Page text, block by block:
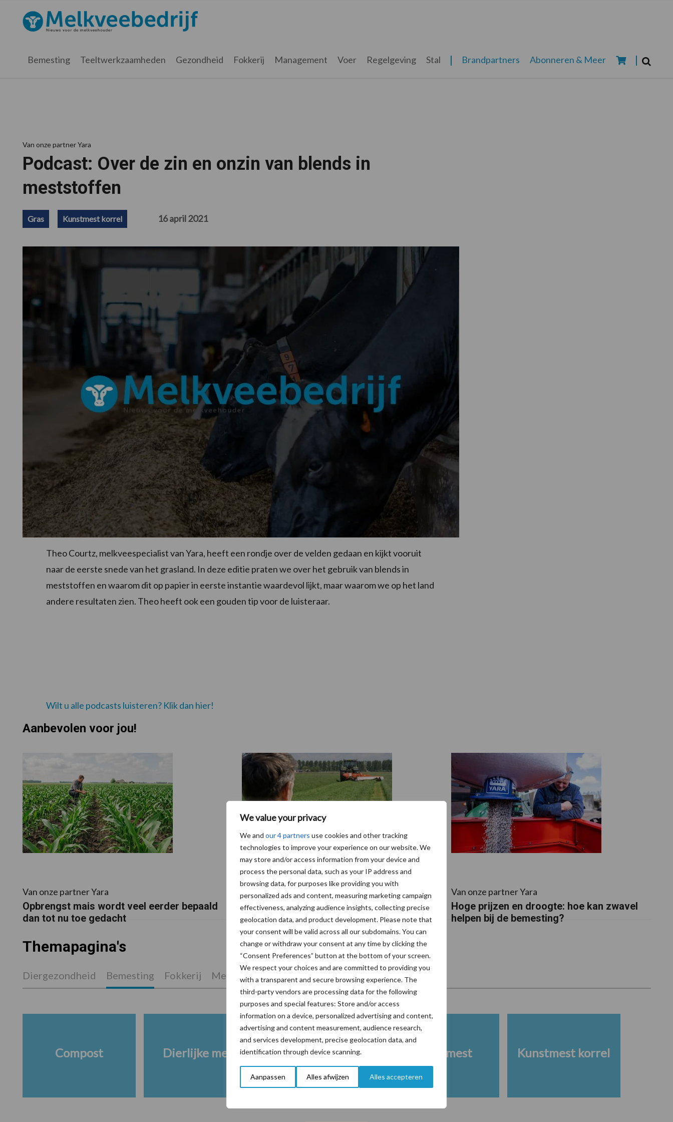
We value your privacy
We and our 4 partners use cookies and other tracking
technologies to improve your experience on our website. We
may store and/or access information from your device and
process the personal data, such as your IP address and
browsing data, for purposes like providing you with
personalized ads and content, measuring marketing campaign
effectiveness, analyzing audience insights, collecting precise
geolocation data, and product development. Please note that
your consent will be valid across all our subdomains. You can
change or withdraw your consent at any time by clicking the
“Consent Preferences” button at the bottom of your screen.
We respect your choices and are committed to providing you
with a transparent and secure browsing experience. The
third-party vendors are processing data for the following
purposes and special features: Store and/or access
information on a device, personalized advertising and content,
advertising and content measurement, audience research,
and services development, precise geolocation data, and
identification through device scanning.
Aanpassen Alles afwijzen Alles accepteren
hoofdnavigatie
hoofd
eerste
voettekst
Melkveebedrijf.nl
Bemesting Teeltwerkzaamheden Gezondheid Fokkerij Management Voer Regelgeving Stal Brandpartners Abonneren & Meer
Van onze partner Yara
Podcast: Over de zin en onzin van blends in
meststoffen
Gras Kunstmest korrel 16 april 2021
Theo Courtz, melkveespecialist van Yara, heeft een rondje over de velden gedaan en kijkt vooruit
naar de eerste snede van het grasland. In deze editie praten we over het gebruik van blends in
meststoffen en waarom dit op papier in eerste instantie waardevol lijkt, maar waarom we op het land
andere resultaten zien. Theo heeft ook een gouden tip voor de luisteraar.
Wilt u alle podcasts luisteren? Klik dan hier!
Aanbevolen voor jou!
Van onze partner Yara
Opbrengst mais wordt veel eerder bepaald
dan tot nu toe gedacht
Van onze partner Yara
In 4 eenvoudige stappen de grasgroei
volgen op je telefoon
Van onze partner Yara
Hoge prijzen en droogte: hoe kan zwavel
helpen bij de bemesting?
Themapagina's
Diergezondheid Bemesting Fokkerij Melkveebedrijf Veevoer Wet en regelgeving
Compost Dierlijke mest Drijfmest Vaste mest Kunstmest korrel